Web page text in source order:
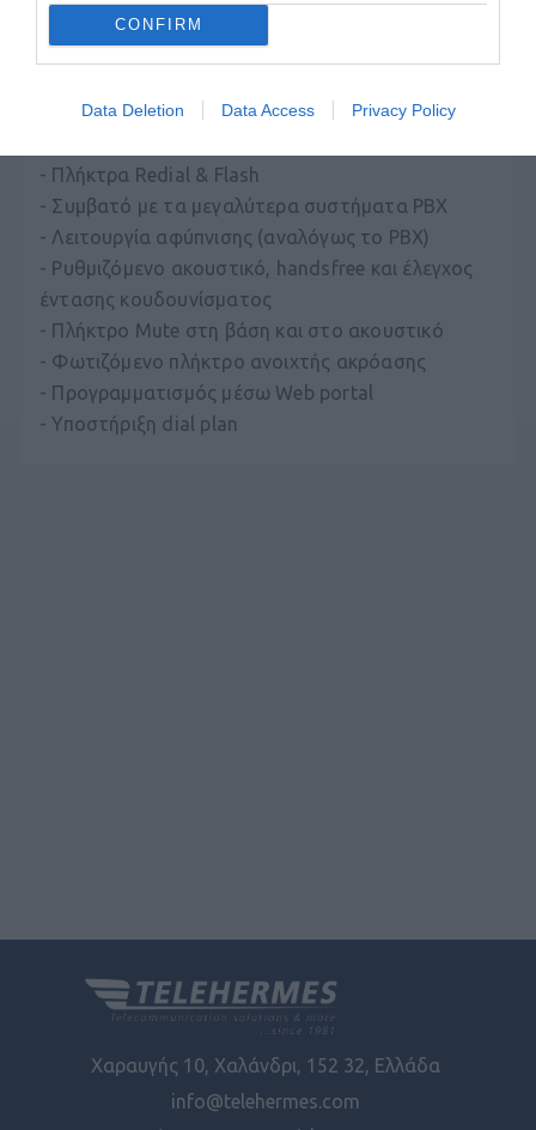
CONFIRM
Data Deletion Data Access Privacy Policy
για φόρτιση κινητού τηλεφώνου. Το ασύρματο ακουστικό
- Πλήκτρα Redial & Flash
- Συμβατό με τα μεγαλύτερα συστήματα PBX
- Λειτουργία αφύπνισης (αναλόγως το PBX)
- Ρυθμιζόμενο ακουστικό, handsfree και έλεγχος
έντασης κουδουνίσματος
- Πλήκτρο Mute στη βάση και στο ακουστικό
- Φωτιζόμενο πλήκτρο ανοιχτής ακρόασης
- Προγραμματισμός μέσω Web portal
- Υποστήριξη dial plan
Χαραυγής 10, Χαλάνδρι, 152 32, Ελλάδα
info@telehermes.com